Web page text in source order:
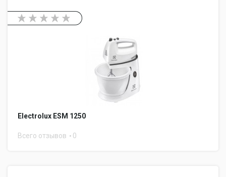
Electrolux ESM 1250
Всего отзывов 0